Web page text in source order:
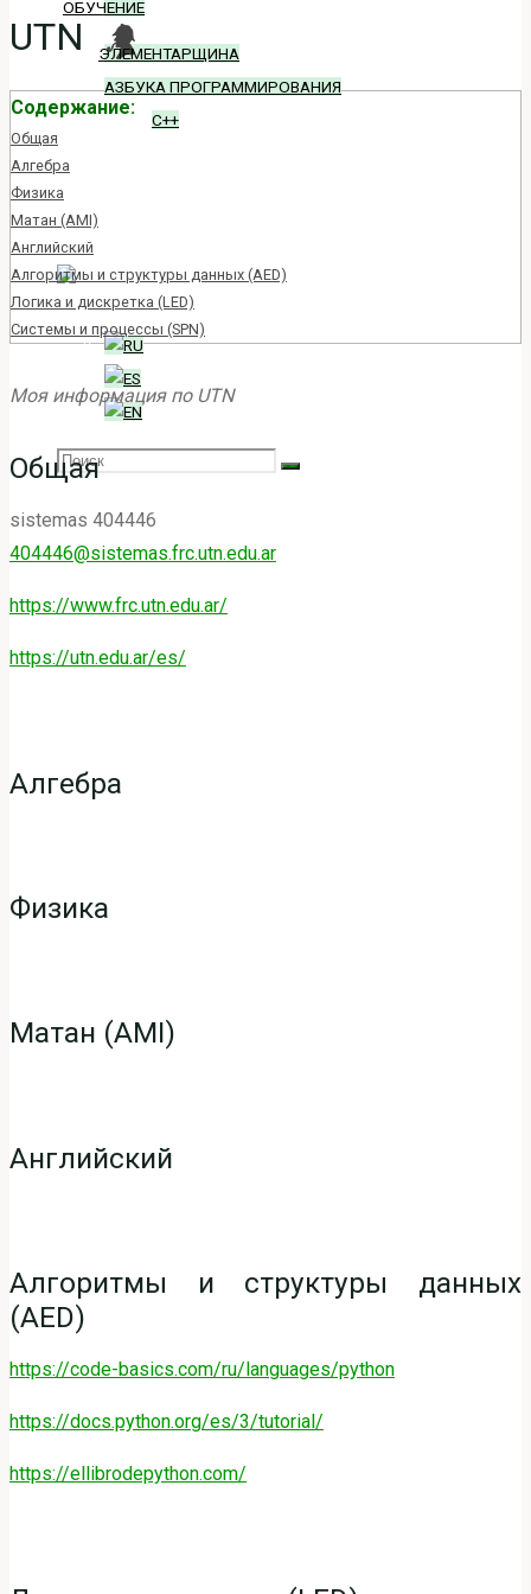
ОБУЧЕНИЕ
ЭЛЕМЕНТАРЩИНА
АЗБУКА ПРОГРАММИРОВАНИЯ
C++
БЛОГ
ВХОД
SEARCH
Search
for:
Search
Главная
UTN
UTN
Содержание:
Общая
Алгебра
Физика
Матан (AMI)
Английский
Алгоритмы и структуры данных (AED)
Логика и дискретка (LED)
Системы и процессы (SPN)
Моя информация по UTN
Общая
sistemas 404446
404446@sistemas.frc.utn.edu.ar
https://www.frc.utn.edu.ar/
https://utn.edu.ar/es/
Алгебра
Физика
Матан (AMI)
Английский
Алгоритмы и структуры данных
(AED)
https://code-basics.com/ru/languages/python
https://docs.python.org/es/3/tutorial/
https://ellibrodepython.com/